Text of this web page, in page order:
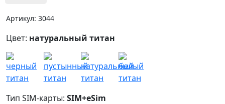
Артикул: 3044
Цвет: натуральный титан
Тип SIM-карты: SIM+eSim